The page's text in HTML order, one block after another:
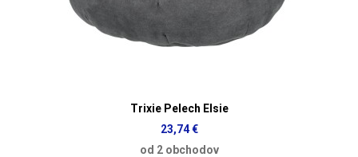
Trixie Pelech Elsie
23,74 €
od 2 obchodov